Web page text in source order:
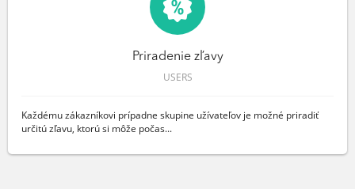
Priradenie zľavy
USERS
Každému zákazníkovi prípadne skupine užívateľov je možné priradiť
určitú zľavu, ktorú si môže počas...